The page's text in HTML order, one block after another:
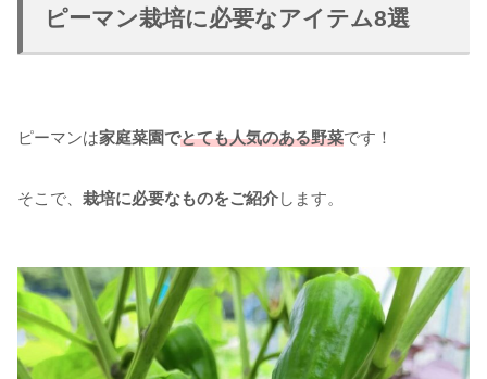
ピーマン栽培に必要なアイテム8選
ピーマンは家庭菜園でとても人気のある野菜です！
そこで、 栽培に必要なものをご紹介します。